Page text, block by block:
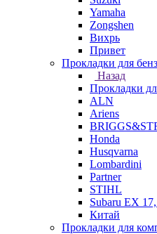
Yamaha
Zongshen
Вихрь
Привет
Прокладки для
Назад
Прокладки
ALN
Ariens
Honda
Husqvarna
Lombardini
Partner
STIHL
Subaru EX
Китай
Прокладки для